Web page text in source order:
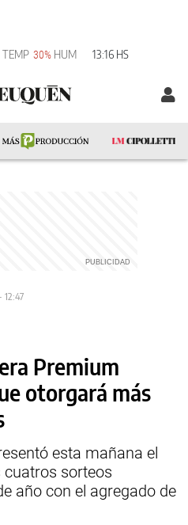
TEMP 30% HUM 13:16 HS
12:47
Premium
otorgará más
esta mañana el
cuatros sorteos
año con el agregado de